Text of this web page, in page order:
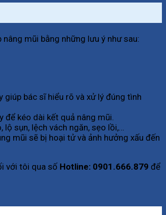
mũi bằng những lưu ý như sau:
bác sĩ hiểu rõ và xử lý đúng tình
để kéo dài kết quả nâng mũi.
lộ sụn, lệch vách ngăn, sẹo lồi,…
mũi sẽ bị hoại tử và ảnh hưởng xấu đến
với tôi qua số Hotline: 0901.666.879 để